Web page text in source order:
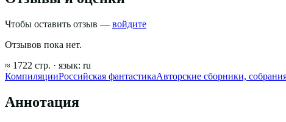
Чтобы оставить отзыв — войдите
Отзывов пока нет.
≈ 1722 стр. · язык: ru
КомпиляцииРоссийская фантастикаАвторские сборники,
Аннотация